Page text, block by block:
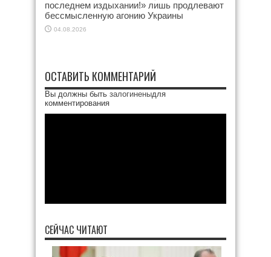
последнем издыхании!» лишь продлевают
бессмысленную агонию Украины
04.08.2026
ОСТАВИТЬ КОММЕНТАРИЙ
Вы должны быть залогиненыдля
комментирования
СЕЙЧАС ЧИТАЮТ